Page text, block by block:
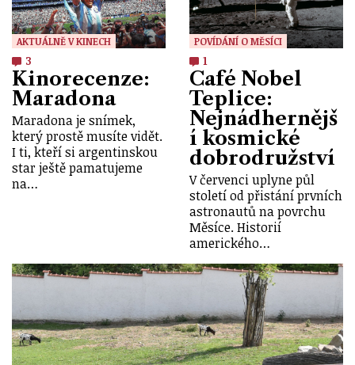
AKTUÁLNĚ V KINECH
3
Kinorecenze:
Maradona
Maradona je snímek,
který prostě musíte vidět.
I ti, kteří si argentinskou
star ještě pamatujeme
na…
POVÍDÁNÍ O MĚSÍCI
1
Café Nobel
Teplice:
Nejnádhernějš
í kosmické
dobrodružství
V červenci uplyne půl
století od přistání prvních
astronautů na povrchu
Měsíce. Historií
amerického…